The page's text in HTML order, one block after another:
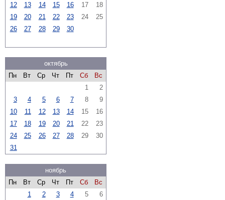
12
13 14 15 16 17
18
19
20 21 22 23 24
25
26
27 28 29 30
октябрь
Пн
Вт Ср Чт Пт Сб
Вс
1
2
3
4 5 6 7 8
9
10
11 12 13 14 15
16
17
18 19 20 21 22
23
24
25 26 27 28 29
30
31
ноябрь
Пн
Вт Ср Чт Пт Сб
Вс
1
2 3 4 5
6